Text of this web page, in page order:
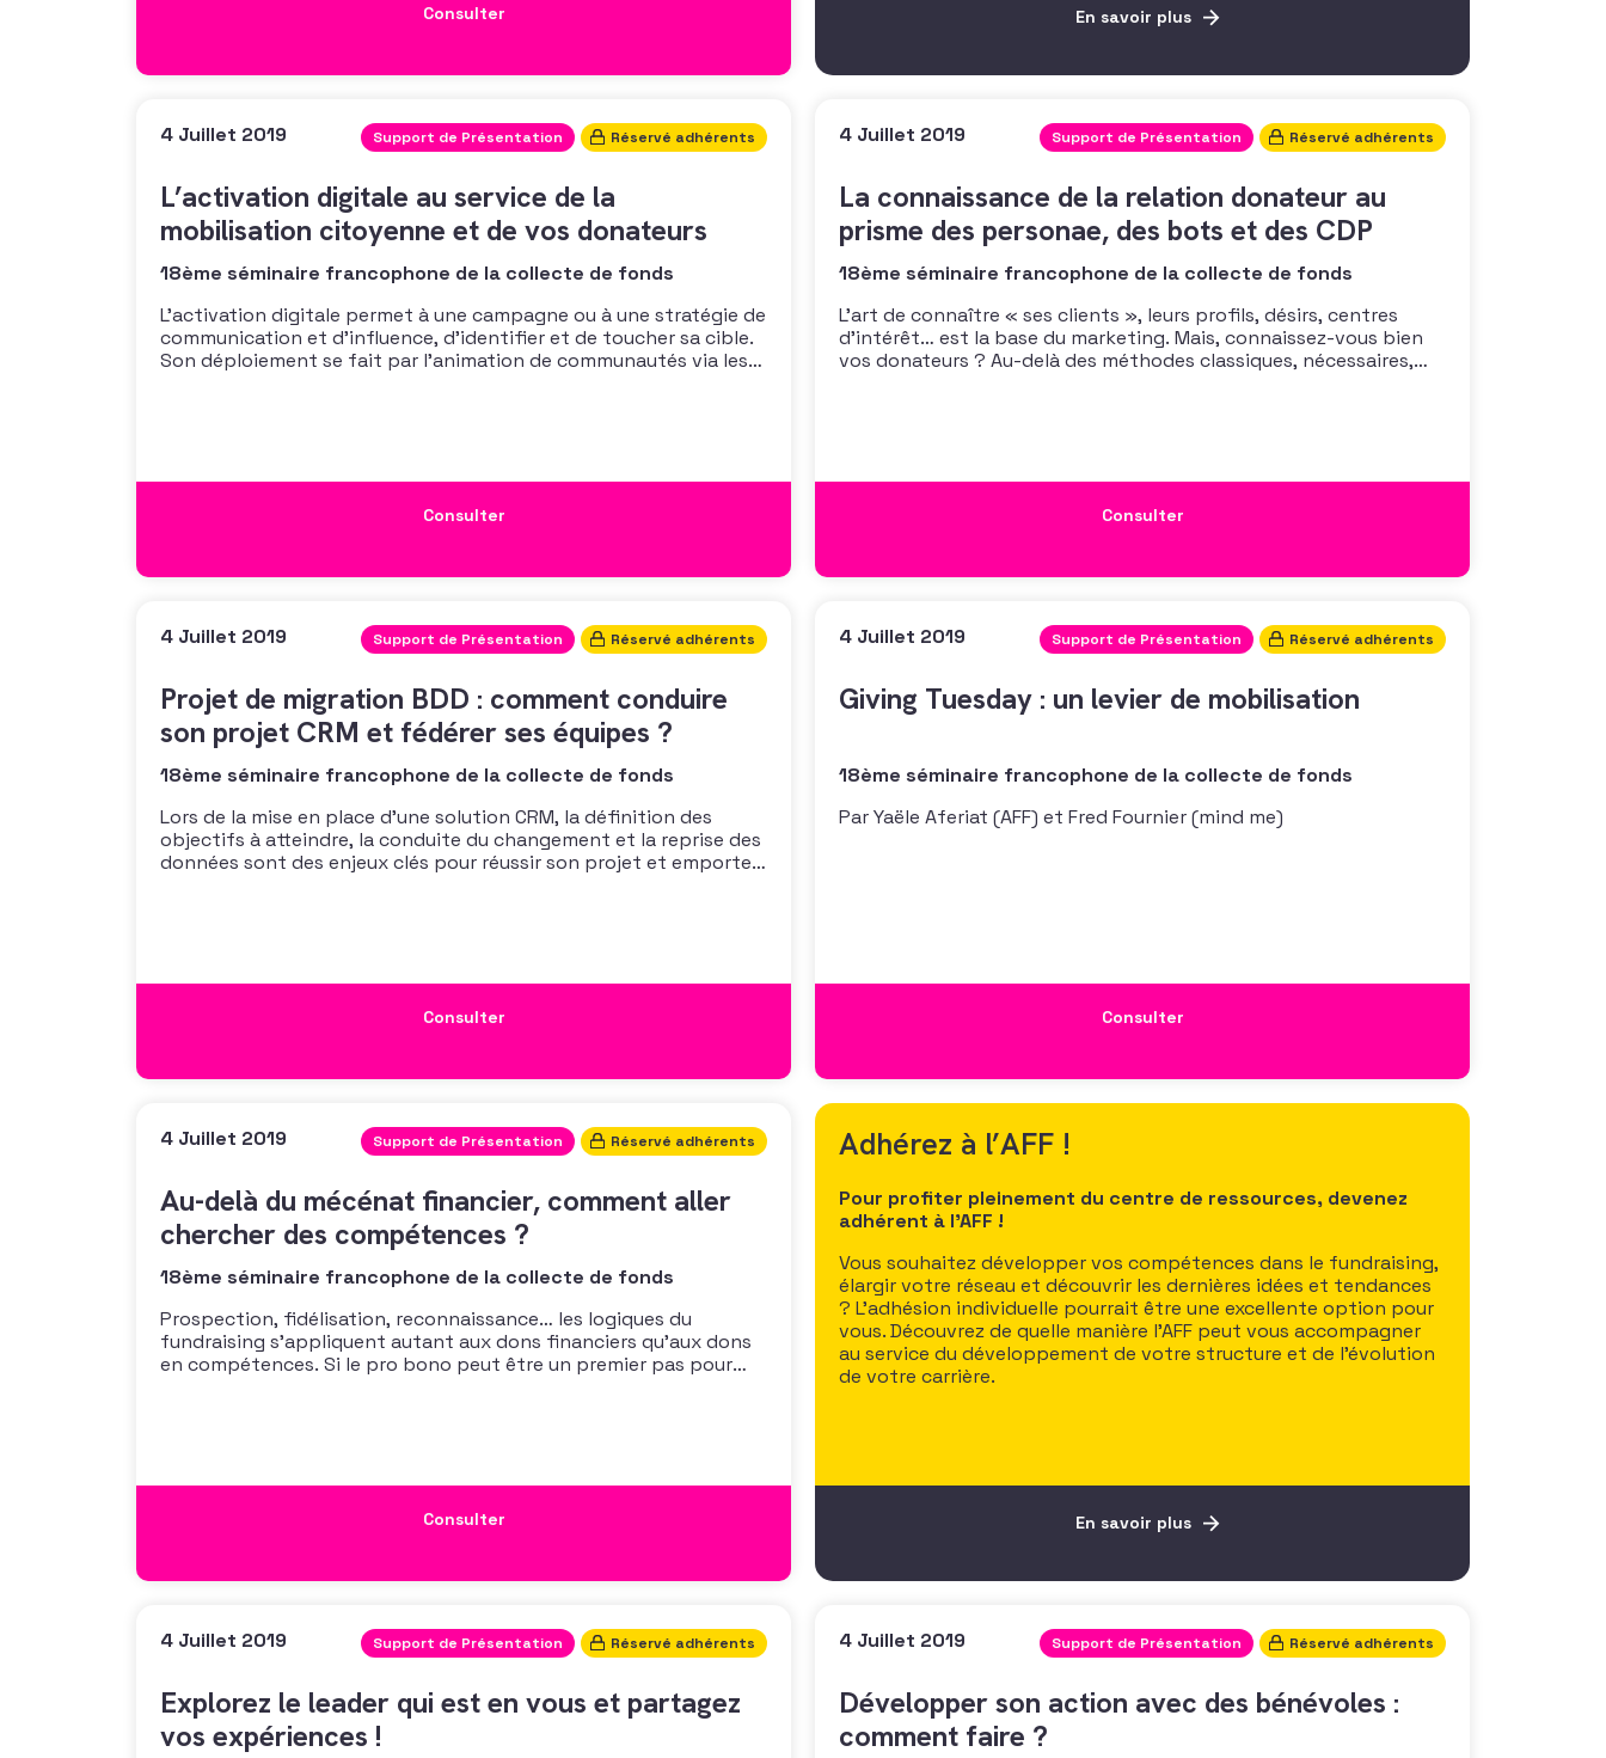
En savoir plus
Adhérez à l’AFF !
Pour profiter pleinement du centre de ressources, devenez
adhérent à l’AFF !
Vous souhaitez développer vos compétences dans le fundraising,
élargir votre réseau et découvrir les dernières idées et tendances
? L’adhésion individuelle pourrait être une excellente option pour
vous. Découvrez de quelle manière l’AFF peut vous accompagner
au service du développement de votre structure et de l’évolution
de votre carrière.
En savoir plus
Consulter
4 Juillet 2019 Support de Présentation Réservé adhérents
L’activation digitale au service de la
mobilisation citoyenne et de vos donateurs
18ème séminaire francophone de la collecte de fonds
L’activation digitale permet à une campagne ou à une stratégie de
communication et d’influence, d’identifier et de toucher sa cible.
Son déploiement se fait par l’animation de communautés via les
Consulter
4 Juillet 2019 Support de Présentation Réservé adhérents
La connaissance de la relation donateur au
prisme des personae, des bots et des CDP
18ème séminaire francophone de la collecte de fonds
L’art de connaître « ses clients », leurs profils, désirs, centres
d’intérêt… est la base du marketing. Mais, connaissez-vous bien
vos donateurs ? Au-delà des méthodes classiques, nécessaires,
Consulter
4 Juillet 2019 Support de Présentation Réservé adhérents
Projet de migration BDD : comment conduire
son projet CRM et fédérer ses équipes ?
18ème séminaire francophone de la collecte de fonds
Lors de la mise en place d’une solution CRM, la définition des
objectifs à atteindre, la conduite du changement et la reprise des
données sont des enjeux clés pour réussir son projet et emporter
Consulter
4 Juillet 2019 Support de Présentation Réservé adhérents
Giving Tuesday : un levier de mobilisation
18ème séminaire francophone de la collecte de fonds
Par Yaële Aferiat (AFF) et Fred Fournier (mind me)
Consulter
4 Juillet 2019 Support de Présentation Réservé adhérents
Au-delà du mécénat financier, comment aller
chercher des compétences ?
18ème séminaire francophone de la collecte de fonds
Prospection, fidélisation, reconnaissance… les logiques du
fundraising s’appliquent autant aux dons financiers qu’aux dons
en compétences. Si le pro bono peut être un premier pas pour
Consulter
4 Juillet 2019 Support de Présentation Réservé adhérents
Explorez le leader qui est en vous et partagez
vos expériences !
4 Juillet 2019 Support de Présentation Réservé adhérents
Développer son action avec des bénévoles :
comment faire ?